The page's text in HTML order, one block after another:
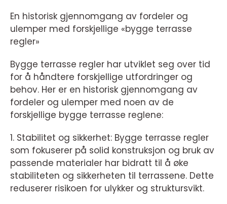
En historisk gjennomgang av fordeler og
ulemper med forskjellige «bygge terrasse
regler»
Bygge terrasse regler har utviklet seg over tid
for å håndtere forskjellige utfordringer og
behov. Her er en historisk gjennomgang av
fordeler og ulemper med noen av de
forskjellige bygge terrasse reglene:
1. Stabilitet og sikkerhet: Bygge terrasse regler
som fokuserer på solid konstruksjon og bruk av
passende materialer har bidratt til å øke
stabiliteten og sikkerheten til terrassene. Dette
reduserer risikoen for ulykker og struktursvikt.